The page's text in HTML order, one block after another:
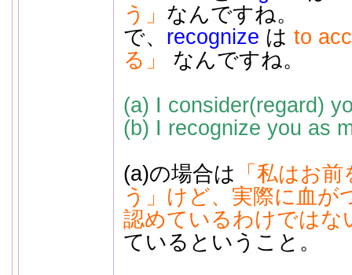
う」 なんですね。
で、 recognize は to
る」
なんですね。
(a) I consider(regard)
(b) I recognize you as
(a)の場合は 「私はお
う」けど、実際に血が
認めているわけではな
ているということ。